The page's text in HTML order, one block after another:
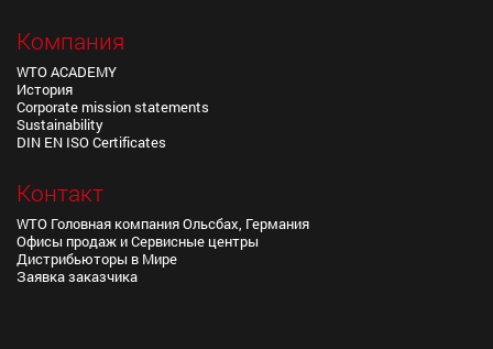
Компания
WTO ACADEMY
История
Corporate mission statements
Sustainability
DIN EN ISO Certificates
Контакт
WTO Головная компания Ольсбах, Германия
Офисы продаж и Сервисные центры
Дистрибьюторы в Мире
Заявка заказчика